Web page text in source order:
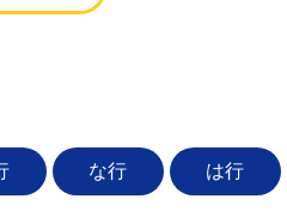
な行 は行